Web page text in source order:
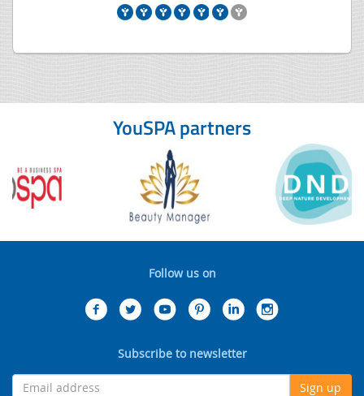
YouSPA partners
Follow us on
Subscribe to newsletter
Sign up